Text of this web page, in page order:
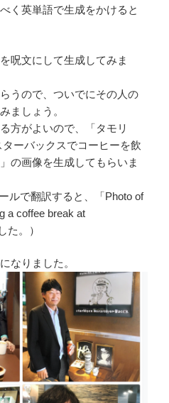
く英単語で生成をかけると
呪文にして生成してみま
うので、ついでにその人の
ましょう。
方がよいので、「タモリ
ターバックスでコーヒーを飲
の画像を生成してもらいま
ルで翻訳すると、「Photo of
a coffee break at
た。）
なりました。